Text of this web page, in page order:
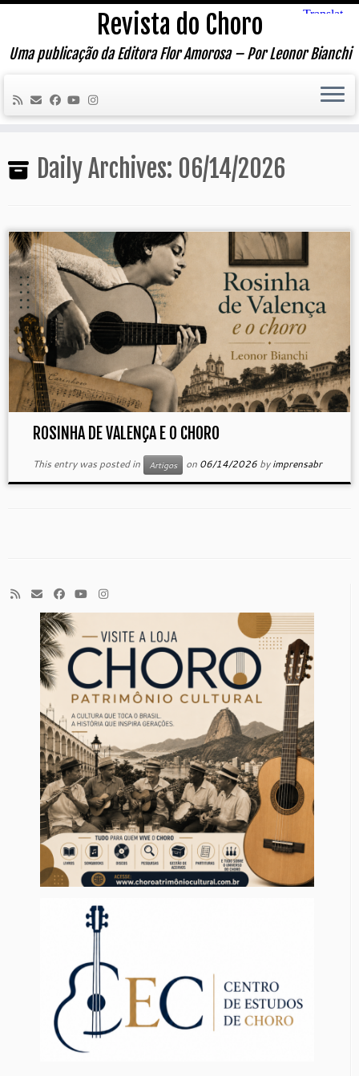
Skip
content
Revista do Choro
Uma publicação da Editora Flor Amorosa – Por Leonor Bianchi
Daily Archives: 06/14/2026
ROSINHA DE VALENÇA E O CHORO
This entry was posted in Artigos on 06/14/2026 byimprensabr